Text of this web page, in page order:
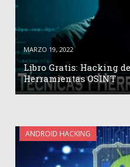
MARZO 19, 2022
Libro Gratis: Hacking
Herramientas OSINT
ANDROID HACKING